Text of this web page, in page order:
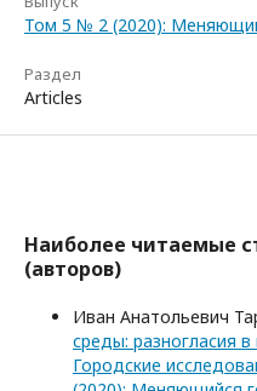
Том 5 № 2 (2020):
Раздел
Articles
Наиболее читаемые
(авторов)
Иван Анатольевич
среды: разногласия
Городские